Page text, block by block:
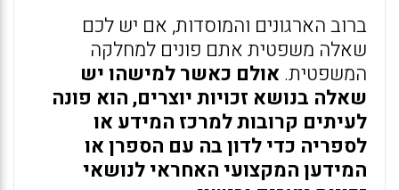
ברוב הארגונים והמוסדות, אם יש לכם
שאלה משפטית אתם פונים למחלקה
המשפטית. אולם כאשר למישהו יש
שאלה בנושא זכויות יוצרים, הוא פונה
לעיתים קרובות למרכז המידע או
לספריה כדי לדון בה עם הספרן או
המידען המקצועי האחראי לנושאי